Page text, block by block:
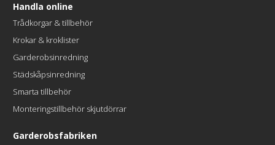
Handla online
Trådkorgar & tillbehör
Krokar & kroklister
Garderobsinredning
Städskåpsinredning
Smarta tillbehör
Monteringstillbehör skjutdörrar
Garderobsfabriken